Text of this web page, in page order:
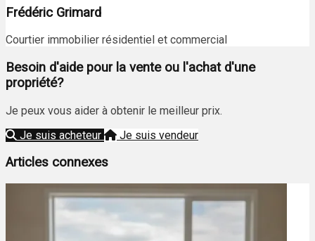
Frédéric Grimard
Courtier immobilier résidentiel et commercial
Besoin d'aide pour la vente ou l'achat d'une
propriété?
Je peux vous aider à obtenir le meilleur prix.
Je suis acheteur
Je suis vendeur
Articles connexes